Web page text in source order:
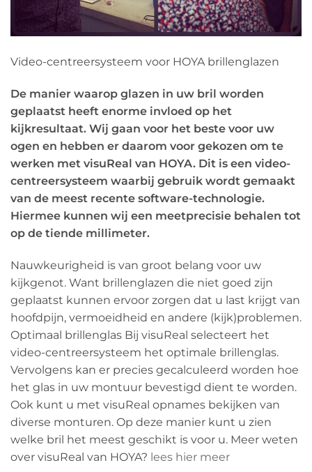
Video-centreersysteem voor HOYA brillenglazen
De manier waarop glazen in uw bril worden
geplaatst heeft enorme invloed op het
kijkresultaat. Wij gaan voor het beste voor uw
ogen en hebben er daarom voor gekozen om te
werken met visuReal van HOYA. Dit is een video-
centreersysteem waarbij gebruik wordt gemaakt
van de meest recente software-technologie.
Hiermee kunnen wij een meetprecisie behalen tot
op de tiende millimeter.
Nauwkeurigheid is van groot belang voor uw
kijkgenot. Want brillenglazen die niet goed zijn
geplaatst kunnen ervoor zorgen dat u last krijgt van
hoofdpijn, vermoeidheid en andere (kijk)problemen.
Optimaal brillenglas Bij visuReal selecteert het
video-centreersysteem het optimale brillenglas.
Vervolgens kan er precies gecalculeerd worden hoe
het glas in uw montuur bevestigd dient te worden.
Ook kunt u met visuReal opnames bekijken van
diverse monturen. Op deze manier kunt u zien
welke bril het meest geschikt is voor u. Meer weten
over visuReal van HOYA? lees hier meer